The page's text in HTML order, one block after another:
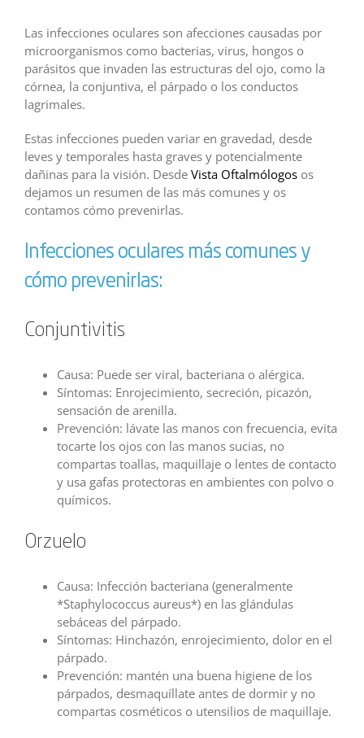
Las infecciones oculares son afecciones causadas por
microorganismos como bacterias, virus, hongos o
parásitos que invaden las estructuras del ojo, como la
córnea, la conjuntiva, el párpado o los conductos
lagrimales.
Estas infecciones pueden variar en gravedad, desde
leves y temporales hasta graves y potencialmente
dañinas para la visión. Desde Vista Oftalmólogos os
dejamos un resumen de las más comunes y os
contamos cómo prevenirlas.
Infecciones oculares más comunes y
cómo prevenirlas:
Conjuntivitis
Causa: Puede ser viral, bacteriana o alérgica.
Síntomas: Enrojecimiento, secreción, picazón,
sensación de arenilla.
Prevención: lávate las manos con frecuencia, evita
tocarte los ojos con las manos sucias, no
compartas toallas, maquillaje o lentes de contacto
y usa gafas protectoras en ambientes con polvo o
químicos.
Orzuelo
Causa: Infección bacteriana (generalmente
*Staphylococcus aureus*) en las glándulas
sebáceas del párpado.
Síntomas: Hinchazón, enrojecimiento, dolor en el
párpado.
Prevención: mantén una buena higiene de los
párpados, desmaquíllate antes de dormir y no
compartas cosméticos o utensilios de maquillaje.